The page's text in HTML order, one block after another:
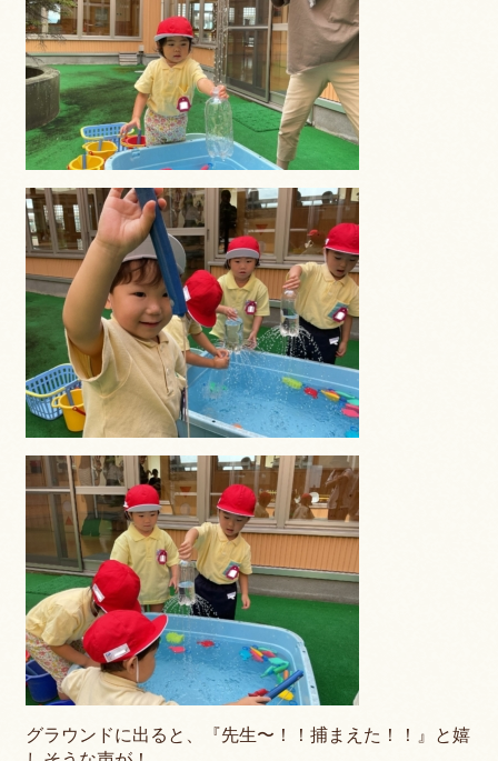
グラウンドに出ると、『先生〜！！捕まえた！！』と嬉